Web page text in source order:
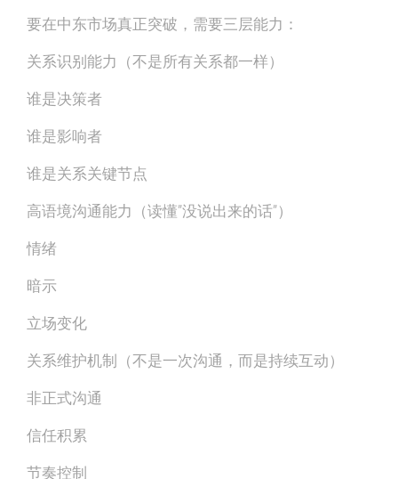
要在中东市场真正突破，需要三层能力：
关系识别能力（不是所有关系都一样）
谁是决策者
谁是影响者
谁是关系关键节点
高语境沟通能力（读懂”没说出来的话”）
情绪
暗示
立场变化
关系维护机制（不是一次沟通，而是持续互动）
非正式沟通
信任积累
节奏控制